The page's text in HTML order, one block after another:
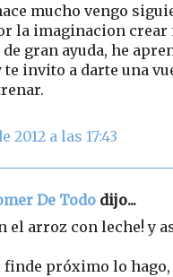
mucho vengo
la imaginacion
gran ayuda, he
te invito a darte una
2012 a las 17:43
De Todo dijo...
el arroz con leche! y
finde próximo lo